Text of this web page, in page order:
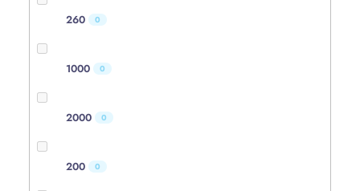
260 0
1000 0
2000 0
200 0